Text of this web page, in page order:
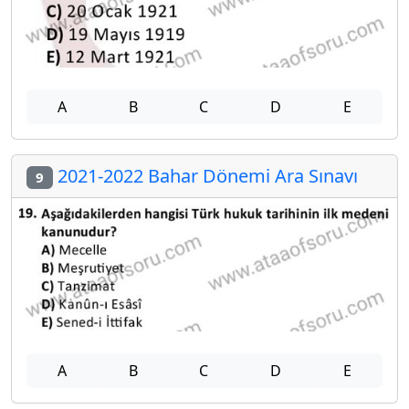
A B C D E
9 2021-2022 Bahar Dönemi Ara Sınavı
A B C D E